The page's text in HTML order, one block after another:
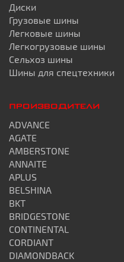
Диски
Грузовые шины
Легковые шины
Легкогрузовые шины
Сельхоз шины
Шины для спецтехники
ПРОИЗВОДИТЕЛИ
ADVANCE
AGATE
AMBERSTONE
ANNAITE
APLUS
BELSHINA
BKT
BRIDGESTONE
CONTINENTAL
CORDIANT
DIAMONDBACK